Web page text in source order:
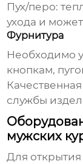
Пух/перо:
ухода и
Фурнитура
Необходимо
кнопкам,
службы
мужских
Для открытия